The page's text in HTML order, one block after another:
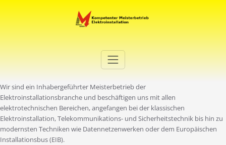
Elektro Martini
Wir sind ein Inhabergeführter Meisterbetrieb der
Elektroinstallationsbranche und beschäftigen uns mit allen
elektrotechnischen Bereichen, angefangen bei der klassischen
Elektroinstallation, Telekommunikations- und Sicherheitstechnik bis hin zu
modernsten Techniken wie Datennetzenwerken oder dem Europäischen
Installationsbus (EIB).